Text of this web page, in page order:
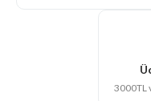
3000TL